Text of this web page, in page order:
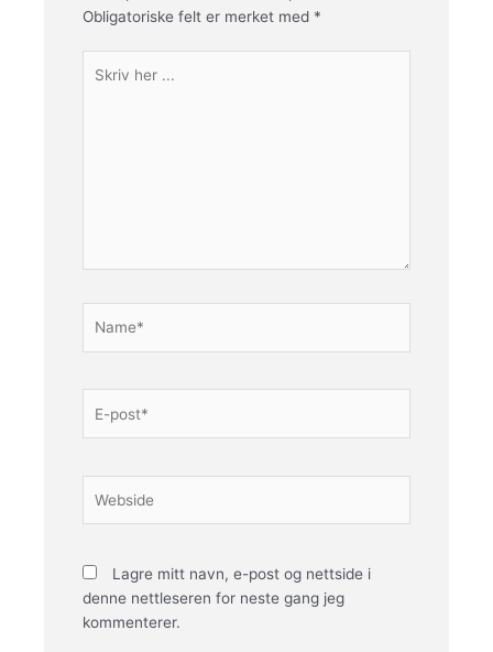
Obligatoriske felt er merket med *
her
post*
Lagre mitt navn, e-post og nettside i
denne nettleseren for neste gang jeg
kommenterer.